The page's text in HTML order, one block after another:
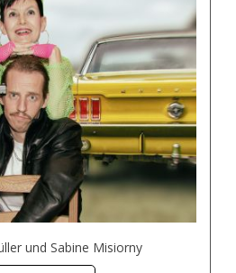
und Sabine Misiorny